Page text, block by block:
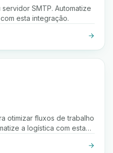
SMTP. Automatize
esta integração.
otimizar fluxos de trabalho
a logística com esta